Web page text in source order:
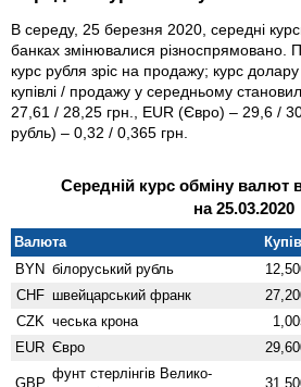
В середу, 25 березня 2020, середні
банках змінювалися різноспрямовано.
курс рубля зріс на продажу; курс
купівлі / продажу у середньому
27,61 / 28,25 грн., EUR (Євро) – 29,6 /
рубль) – 0,32 / 0,365 грн.
Середній курс обміну валют
на 25.03.2020
Валюта
BYN білоруський рубль
CHF швейцарський франк
CZK чеська крона
EUR Євро
GBP
фунт стерлінгів Велико­